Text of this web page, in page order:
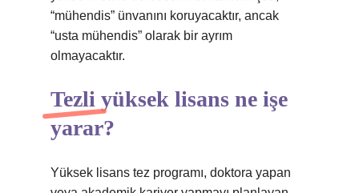
“mühendis” ünvanını koruyacaktır, ancak
“usta mühendis” olarak bir ayrım
olmayacaktır.
Tezli yüksek lisans ne işe
yarar?
Yüksek lisans tez programı, doktora yapan